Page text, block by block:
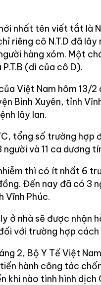
nhất tên viết tắt là
riêng cô N.T.D đã
hàng xóm. Một
(dì của cô D).
Việt Nam hôm 13/
Bình Xuyên, tỉnh
lây lan.
tổng số trường hợp
và 11 ca dương
thì có ít nhất 6
Đến nay đã có 3
Vĩnh Phúc.
ở nhà sẽ được
với trường hợp
2, Bộ Y Tế Việt
hành công tác
khi nào tình hình